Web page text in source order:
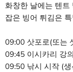
화창한 날에는 텐트
잡은 빙어 튀김은
09:00 삿포로(또는
09:45 이시카리 강
09:50 낚시 시작 (